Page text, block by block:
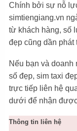
Chính bởi sự nỗ
simtiengiang.vn
từ khách hàng, số
đẹp cũng dần
Nếu bạn và doanh
số đẹp, sim taxi
trực tiếp liên hệ
dưới để nhận
Thông tin liên hệ